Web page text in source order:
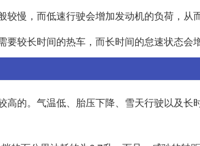
较慢，而低速行驶会增加发动机的负荷，从
要较长时间的热车，而长时间的怠速状态会
高的。气温低、胎压下降、雪天行驶以及